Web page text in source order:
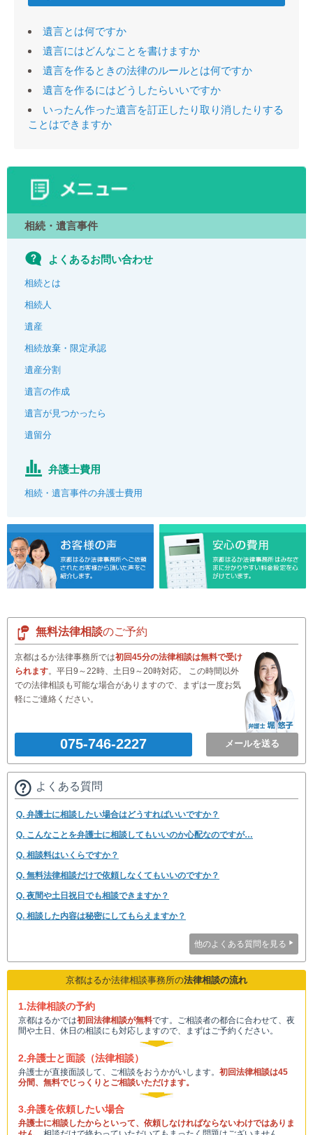
遺言とは何ですか
遺言にはどんなことを書けますか
遺言を作るときの法律のルールとは何ですか
遺言を作るにはどうしたらいいですか
いったん作った遺言を訂正したり取り消したりする
ことはできますか
相続・遺言事件
よくあるお問い合わせ
相続とは
相続人
遺産
相続放棄・限定承認
遺産分割
遺言の作成
遺言が見つかったら
遺留分
弁護士費用
相続・遺言事件の弁護士費用
無料法律相談のご予約
京都はるか法律事務所では初回45分の法律相談は無料で受け
られます。平日9～22時、土日9～20時対応。 この時間以外
での法律相談も可能な場合がありますので、まずは一度お気
軽にご連絡ください。
075-746-2227 メールを送る
よくある質問
Q. 弁護士に相談したい場合はどうすればいいですか？
Q. こんなことを弁護士に相談してもいいのか心配なのですが…
Q. 相談料はいくらですか？
Q. 無料法律相談だけで依頼しなくてもいいのですか？
Q. 夜間や土日祝日でも相談できますか？
Q. 相談した内容は秘密にしてもらえますか？
他のよくある質問を見る
京都はるか法律相談事務所の法律相談の流れ
1.法律相談の予約
京都はるかでは初回法律相談が無料です。ご相談者の都合に合わせて、夜
間や土日、休日の相談にも対応しますので、まずはご予約ください。
2.弁護士と面談（法律相談）
弁護士が直接面談して、ご相談をおうかがいします。 初回法律相談は45
分間、無料でじっくりとご相談いただけます。
3.弁護を依頼したい場合
弁護士に相談したからといって、依頼しなければならないわけではありま